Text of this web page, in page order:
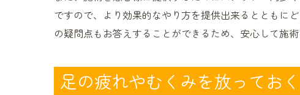
ですので、より効果的なやり方を提供出来るとともに
の疑問点もお答えすることができるため、安心して施
足の疲れやむくみを放ってお